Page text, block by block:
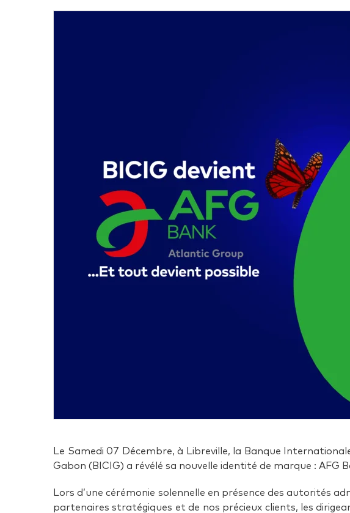
Le Samedi 07 Décembre, à Libreville, la Banque
Gabon (BICIG) a révélé sa nouvelle identité de marque : AFG
Lors d’une cérémonie solennelle en présence des autorités
partenaires stratégiques et de nos précieux clients, les